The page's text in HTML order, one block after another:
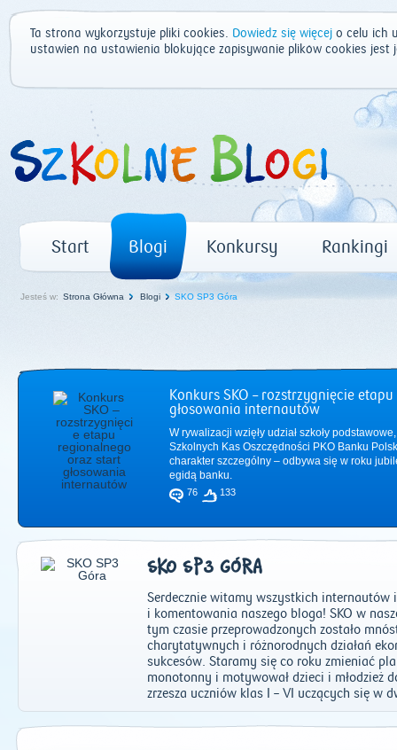
Ta strona wykorzystuje pliki cookies. Dowiedz się więcej o celu ich
ustawień na ustawienia blokujące zapisywanie plików cookies
Start Blogi Konkursy Rankingi
Jesteś w: Strona Główna Blogi SKO SP3 Góra
Konkurs SKO – rozstrzygnięcie
głosowania internautów
W rywalizacji wzięły udział szkoły
Szkolnych Kas Oszczędności PKO Banku
charakter szczególny – odbywa się w roku
egidą banku.
76 133
SKO SP3 GÓRA
Serdecznie witamy wszystkich
i komentowania naszego bloga! SKO w
tym czasie przeprowadzonych zostało
charytatywnych i różnorodnych działań
sukcesów. Staramy się co roku zmieniać
monotonny i motywował dzieci i młodzież
zrzesza uczniów klas I – VI uczących się w
2011| 2012 |